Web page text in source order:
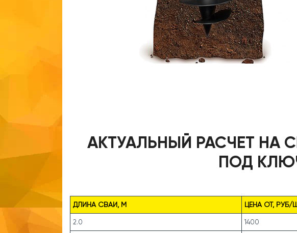
АКТУАЛЬНЫЙ РАСЧЕТ НА
ПОД
ДЛИНА СВАИ, М ЦЕНА ОТ, РУБ/
2.0 1400